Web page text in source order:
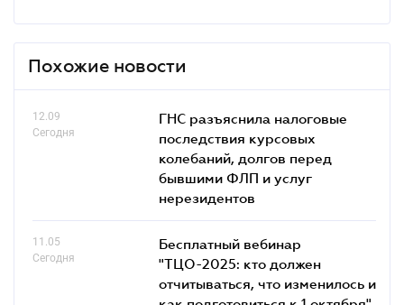
Похожие новости
12.09
Сегодня
ГНС разъяснила налоговые
последствия курсовых
колебаний, долгов перед
бывшими ФЛП и услуг
нерезидентов
11.05
Сегодня
Бесплатный вебинар
"ТЦО-2025: кто должен
отчитываться, что изменилось и